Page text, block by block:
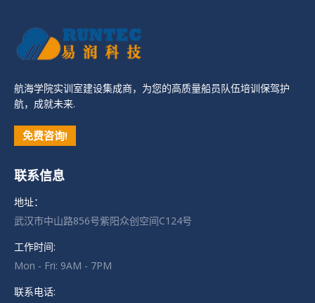
航海学院实训室建设集成商，为您的高质量船员队伍培训保驾护
航，成就未来.
免费咨询!
联系信息
地址：
武汉市中山路856号紫阳众创空间C124号
工作时间:
Mon - Fri: 9AM - 7PM
联系电话: